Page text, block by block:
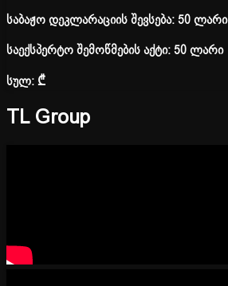
საბაჟო დეკლარაციის შევსება: 50 ლარი
საექსპერტო შემოწმების აქტი: 50 ლარი
სულ:₾
TL Group